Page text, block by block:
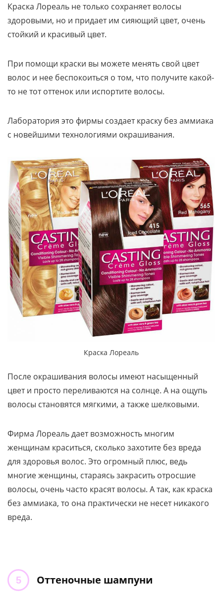
Краска Лореаль не только сохраняет волосы
здоровыми, но и придает им сияющий цвет, очень
стойкий и красивый цвет.
При помощи краски вы можете менять свой цвет
волос и нее беспокоиться о том, что получите какой-
то не тот оттенок или испортите волосы.
Лаборатория это фирмы создает краску без аммиака
с новейшими технологиями окрашивания.
Краска Лореаль
После окрашивания волосы имеют насыщенный
цвет и просто переливаются на солнце. А на ощупь
волосы становятся мягкими, а также шелковыми.
Фирма Лореаль дает возможность многим
женщинам краситься, сколько захотите без вреда
для здоровья волос. Это огромный плюс, ведь
многие женщины, стараясь закрасить отросшие
волосы, очень часто красят волосы. А так, как краска
без аммиака, то она практически не несет никакого
вреда.
Оттеночные шампуни